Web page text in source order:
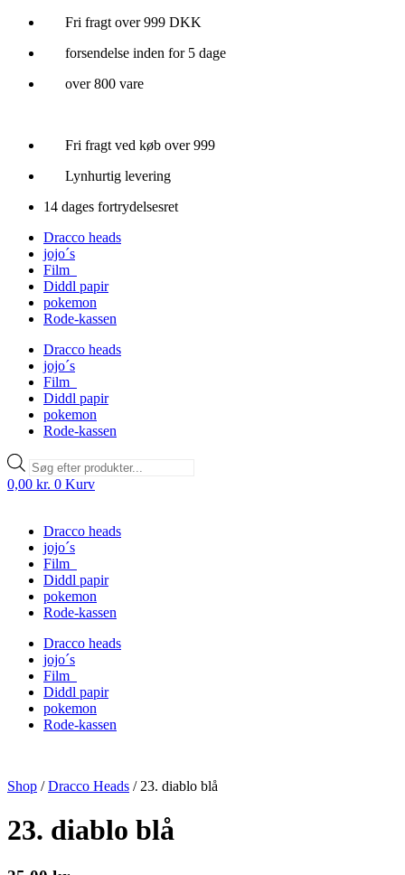
Videre
indhold
Fri fragt over 999 DKK
forsendelse inden for 5 dage
over 800 vare
Fri fragt ved køb over 999
Lynhurtig levering
14 dages fortrydelsesret
Dracco heads
jojo´s
Film
Diddl papir
pokemon
Rode-kassen
Dracco heads
jojo´s
Film
Diddl papir
pokemon
Rode-kassen
Products
search
0,00 kr. 0 Kurv
Dracco heads
jojo´s
Film
Diddl papir
pokemon
Rode-kassen
Dracco heads
jojo´s
Film
Diddl papir
pokemon
Rode-kassen
Shop /Dracco Heads / 23. diablo blå
23. diablo blå